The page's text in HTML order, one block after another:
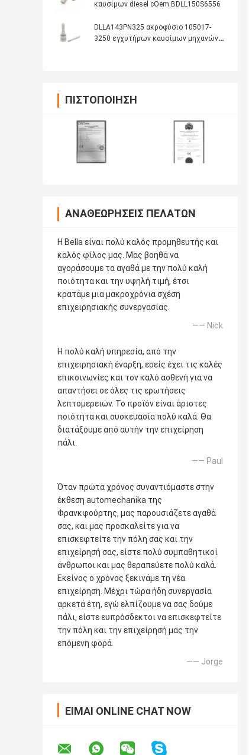
καυσίμων diesel cOem BDLL150S6556
DLLA143PN325 ακροφύσιο 105017-
3250 εγχυτήρων καυσίμων μηχανών
ΠΙΣΤΟΠΟΊΗΣΗ
ΑΝΑΘΕΩΡΉΣΕΙΣ ΠΕΛΑΤΏΝ
Η Bella είναι πολύ καλός προμηθευτής και
καλός φίλος μας. Μας βοηθά να
αγοράσουμε τα αγαθά με την πολύ καλή
ποιότητα και την υψηλή τιμή, έτσι
κρατάμε μια μακροχρόνια σχέση
επιχειρησιακής συνεργασίας.
—— Nick
Η πολύ καλή υπηρεσία, από την
επιχειρησιακή έναρξη, εσείς έχει τις καλές
επικοινωνίες και τον καλό ασθενή για να
απαντήσει σε όλες τις ερωτήσεις
λεπτομερειών. Το προϊόν είναι άριστες
ποιότητα και συσκευασία πολύ καλά. Θα
διατάξουμε από αυτήν την επιχείρηση
πάλι.
—— Paul
Όταν πρώτα χρόνος συναντιόμαστε στην
έκθεση automechanika της
Φρανκφούρτης, μας παρουσιάζετε αγαθά
σας, και μας προσκαλείτε για να
επισκεφτείτε την πόλη σας και την
επιχείρησή σας, είστε πολύ συμπαθητικοί
άνθρωποι και μας θεραπεύετε πολύ καλά.
Εκείνος ο χρόνος ξεκινάμε τη νέα
επιχείρηση. Μέχρι τώρα ήδη συνεργασία
αρκετά έτη, εγώ ελπίζουμε να σας δούμε
πάλι, είστε ευπρόσδεκτοι να επισκεφτείτε
την πόλη και την επιχείρησή μας την
επόμενη φορά.
—— Jorge
ΕΊΜΑΙ ONLINE CHAT NOW